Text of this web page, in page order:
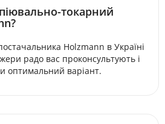
токарний
Holzmann в Україні
радо вас проконсультують і
оптимальний варіант.